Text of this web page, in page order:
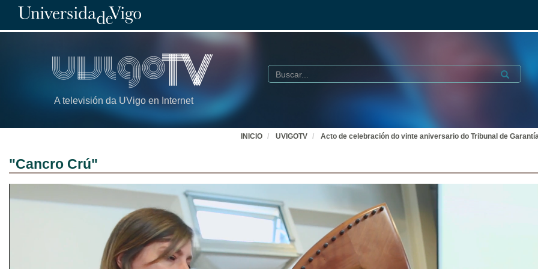
A televisión da UVigo en Internet
Buscar Submit
INICIO UVIGOTV Acto de celebración do vinte aniversario do Tribunal de
"Cancro Crú"